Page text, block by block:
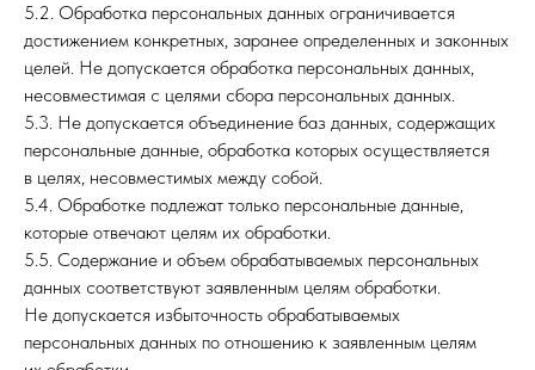
5.2. Обработка персональных данных ограничивается
достижением конкретных, заранее определенных и законных
целей. Не допускается обработка персональных данных,
несовместимая с целями сбора персональных данных.
5.3. Не допускается объединение баз данных, содержащих
персональные данные, обработка которых осуществляется
в целях, несовместимых между собой.
5.4. Обработке подлежат только персональные данные,
которые отвечают целям их обработки.
5.5. Содержание и объем обрабатываемых персональных
данных соответствуют заявленным целям обработки.
Не допускается избыточность обрабатываемых
персональных данных по отношению к заявленным целям